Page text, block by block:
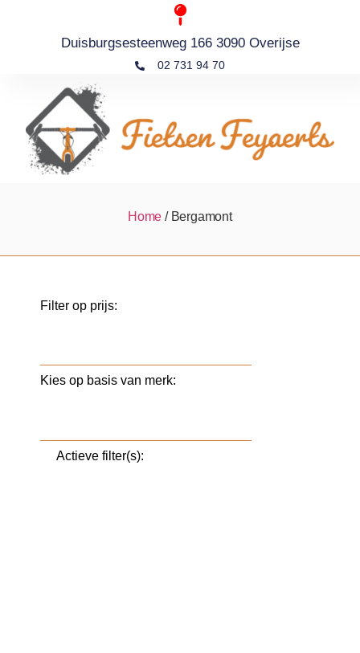
Duisburgsesteenweg 166 3090 Overijse
02 731 94 70
Home / Bergamont
Filter op prijs:
Kies op basis van merk:
Actieve filter(s):